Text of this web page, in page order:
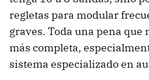
regletas para modular
graves. Toda una pena que
más completa,
sistema especializado en